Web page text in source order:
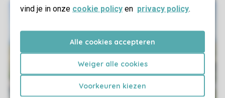
vind je in onze cookie policy en privacy policy.
Alle cookies accepteren
Weiger alle cookies
Voorkeuren kiezen